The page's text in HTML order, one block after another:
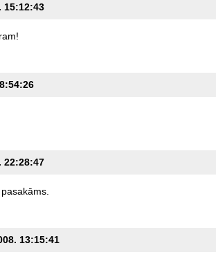
15:12:43
22:28:47
pasakāms.
13:15:41